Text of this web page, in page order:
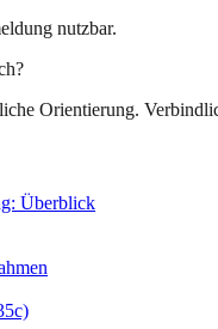
nutzbar.
Orientierung.
Überblick